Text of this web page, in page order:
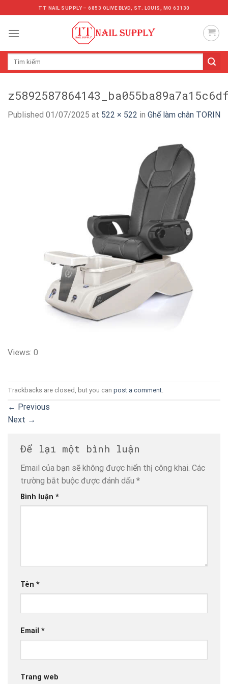
to
content
TT NAIL SUPPLY – 6853 OLIVE BLVD, ST. LOUIS, MO 63130
Tìm
Published 01/07/2025 at 522 × 522 in Ghế làm chân TORIN
Views: 0
Trackbacks are closed, but you can post a comment.
← Previous
Next →
Để lại một bình luận
Email của bạn sẽ không được hiển thị công khai. Các
trường bắt buộc được đánh dấu *
Bình luận *
Tên *
Email *
Trang web